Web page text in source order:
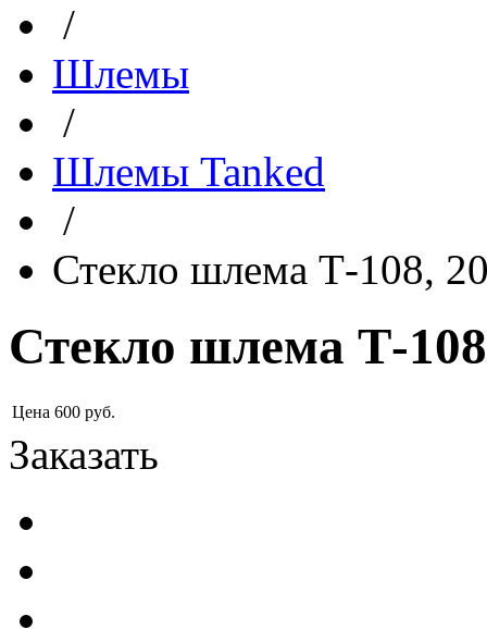
/
Шлемы
/
Шлемы Tanked
/
Стекло шлема Т-108,
Стекло шлема Т-
Цена 600 руб.
Заказать